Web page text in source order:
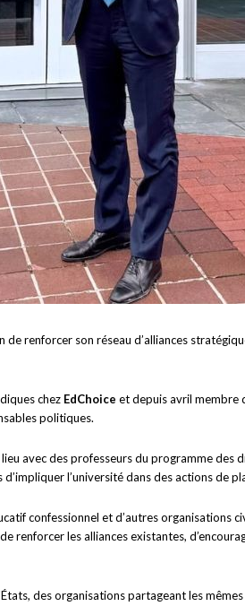
renforcer son réseau d’alliances
chez EdChoice et depuis avril membre
politiques.
avec des professeurs du programme des
l’université dans des actions de
confessionnel et d’autres organisations
renforcer les alliances existantes,
des organisations partageant les